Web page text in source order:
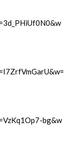
bg&w